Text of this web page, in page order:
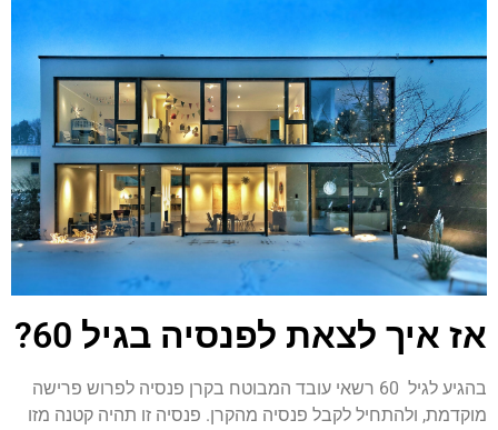
אז איך לצאת לפנסיה בגיל 60?
בהגיע לגיל 60 רשאי עובד המבוטח בקרן פנסיה לפרוש פרישה
מוקדמת, ולהתחיל לקבל פנסיה מהקרן. פנסיה זו תהיה קטנה מזו